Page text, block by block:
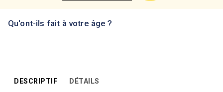
Qu'ont-ils fait à votre âge ?
DESCRIPTIF DÉTAILS